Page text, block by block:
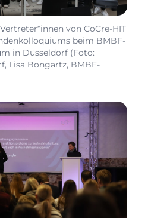
von CoCre-HIT
beim BMBF-
in Düsseldorf (Foto:
Lisa Bongartz, BMBF-